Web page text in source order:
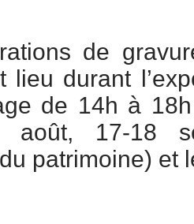
de
lieu durant
de 14h à
17-18
patrimoine) et